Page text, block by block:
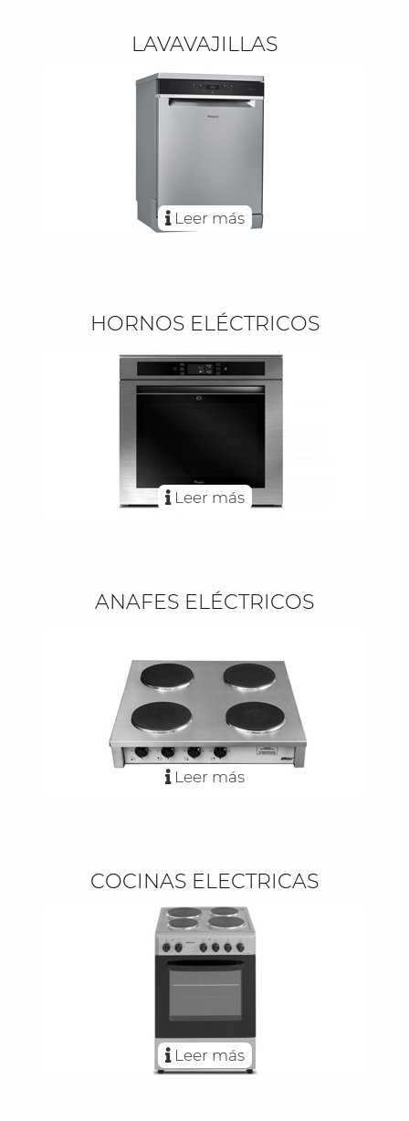
LAVAVAJILLAS
Leer más
HORNOS ELÉCTRICOS
Leer más
ANAFES ELÉCTRICOS
Leer más
COCINAS ELECTRICAS
Leer más